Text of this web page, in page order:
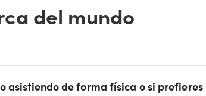
del mundo
asistiendo de forma física o si prefieres